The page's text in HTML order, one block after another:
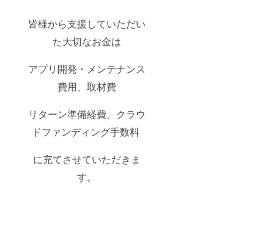
皆様から支援していただい
た大切なお金は
アプリ開発・メンテナンス
費用、取材費
リターン準備経費、クラウ
ドファンディング手数料
に充てさせていただきま
す。